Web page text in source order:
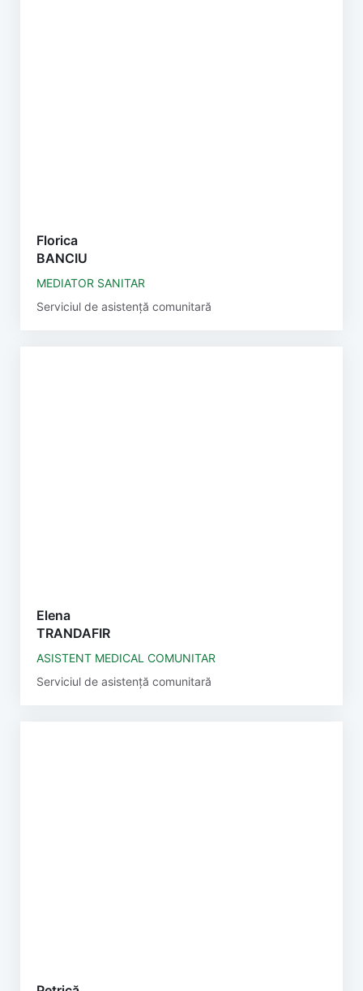
Florica
BANCIU
MEDIATOR SANITAR
Serviciul de asistență comunitară
Elena
TRANDAFIR
ASISTENT MEDICAL COMUNITAR
Serviciul de asistență comunitară